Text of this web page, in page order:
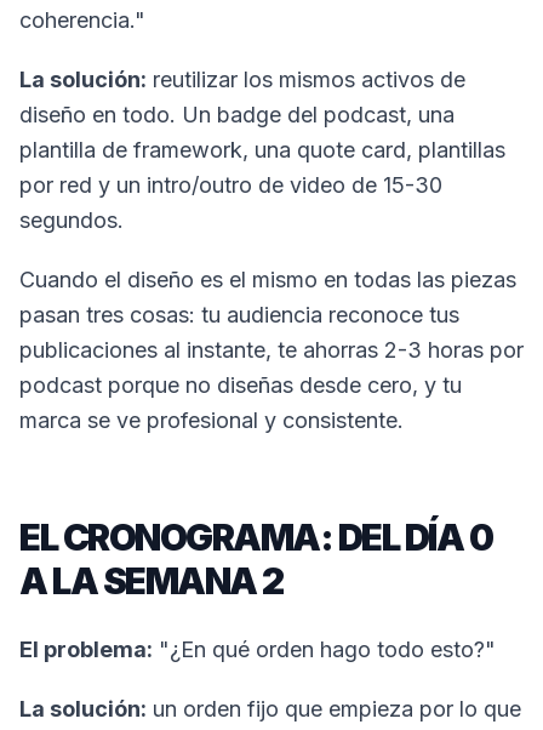
coherencia."
La solución: reutilizar los mismos activos de
diseño en todo. Un badge del podcast, una
plantilla de framework, una quote card, plantillas
por red y un intro/outro de video de 15-30
segundos.
Cuando el diseño es el mismo en todas las piezas
pasan tres cosas: tu audiencia reconoce tus
publicaciones al instante, te ahorras 2-3 horas por
podcast porque no diseñas desde cero, y tu
marca se ve profesional y consistente.
EL CRONOGRAMA: DEL DÍA 0
A LA SEMANA 2
El problema: "¿En qué orden hago todo esto?"
La solución: un orden fijo que empieza por lo que